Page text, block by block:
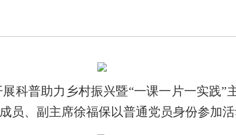
科普助力乡村振兴暨“一课一片一实践”
、副主席徐福保以普通党员身份参加活